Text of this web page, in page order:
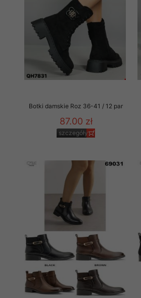
Botki damskie Roz 36-41 / 12 par
87.00 zł
szczegóły